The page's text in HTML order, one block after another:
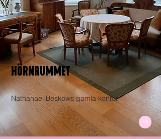
HÖRNRUMMET
Nathanael Beskows gamla kontor